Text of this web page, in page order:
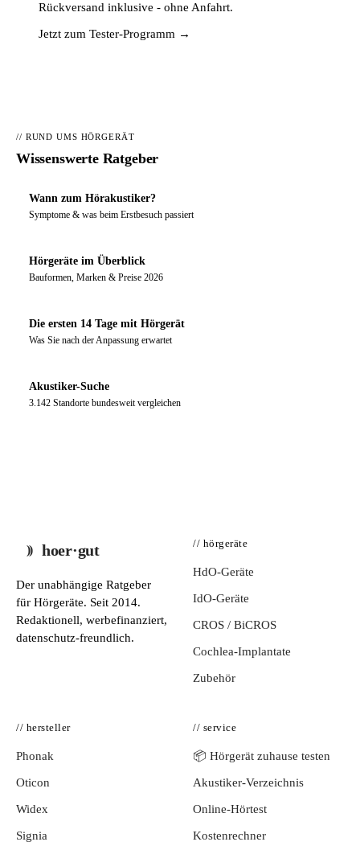
Rückversand inklusive - ohne Anfahrt.
Jetzt zum Tester-Programm →
// RUND UMS HÖRGERÄT
Wissenswerte Ratgeber
Wann zum Hörakustiker?
Symptome & was beim Erstbesuch passiert
Hörgeräte im Überblick
Bauformen, Marken & Preise 2026
Die ersten 14 Tage mit Hörgerät
Was Sie nach der Anpassung erwartet
Akustiker-Suche
3.142 Standorte bundesweit vergleichen
hoer·gut
Der unabhängige Ratgeber
für Hörgeräte. Seit 2014.
Redaktionell, werbefinanziert,
datenschutz-freundlich.
// hörgeräte
HdO-Geräte
IdO-Geräte
CROS / BiCROS
Cochlea-Implantate
Zubehör
// hersteller
Phonak
Oticon
Widex
Signia
// service
📦 Hörgerät zuhause testen
Akustiker-Verzeichnis
Online-Hörtest
Kostenrechner